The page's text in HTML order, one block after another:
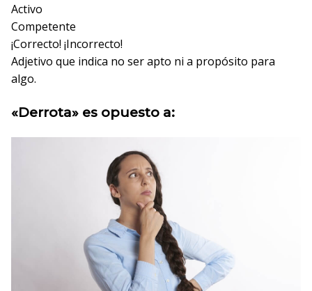
Activo
Competente
¡Correcto! ¡Incorrecto!
Adjetivo que indica no ser apto ni a propósito para
algo.
«Derrota» es opuesto a: